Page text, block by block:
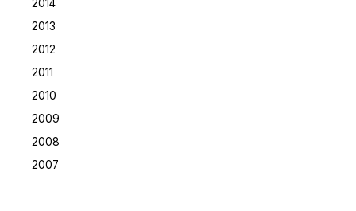
2014
2013
2012
2011
2010
2009
2008
2007